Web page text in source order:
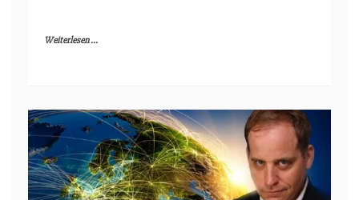
Weiterlesen ...